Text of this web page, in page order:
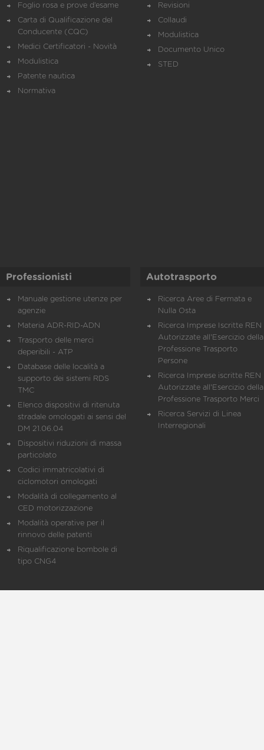
Foglio rosa e prove d’esame
Carta di Qualificazione del
Conducente (CQC)
Medici Certificatori - Novità
Modulistica
Patente nautica
Normativa
Revisioni
Collaudi
Modulistica
Documento Unico
STED
Professionisti
Manuale gestione utenze per
agenzie
Materia ADR-RID-ADN
Trasporto delle merci
deperibili - ATP
Database delle località a
supporto dei sistemi RDS
TMC
Elenco dispositivi di ritenuta
stradale omologati ai sensi del
DM 21.06.04
Dispositivi riduzioni di massa
particolato
Codici immatricolativi di
ciclomotori omologati
Modalità di collegamento al
CED motorizzazione
Modalità operative per il
rinnovo delle patenti
Riqualificazione bombole di
tipo CNG4
Autotrasporto
Ricerca Aree di Fermata e
Nulla Osta
Ricerca Imprese Iscritte REN
Autorizzate all'Esercizio della
Professione Trasporto
Persone
Ricerca Imprese iscritte REN
Autorizzate all'Esercizio della
Professione Trasporto Merci
Ricerca Servizi di Linea
Interregionali